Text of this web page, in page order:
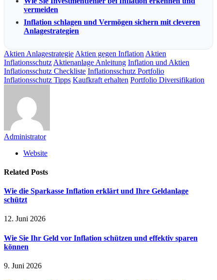
vermeiden
Inflation schlagen und Vermögen sichern mit cleveren
Anlagestrategien
Aktien Anlagestrategie Aktien gegen Inflation Aktien
Inflationsschutz Aktienanlage Anleitung Inflation und Aktien
Inflationsschutz Checkliste Inflationsschutz Portfolio
Inflationsschutz Tipps Kaufkraft erhalten Portfolio Diversifikation
Administrator
Website
Related Posts
Wie die Sparkasse Inflation erklärt und Ihre Geldanlage
schützt
12. Juni 2026
Wie Sie Ihr Geld vor Inflation schützen und effektiv sparen
können
9. Juni 2026